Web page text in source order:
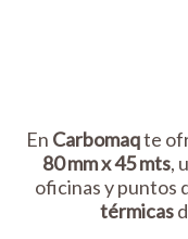
En Carbomaqte
80 mm x 45 mts,
oficinas y puntos
térmicas